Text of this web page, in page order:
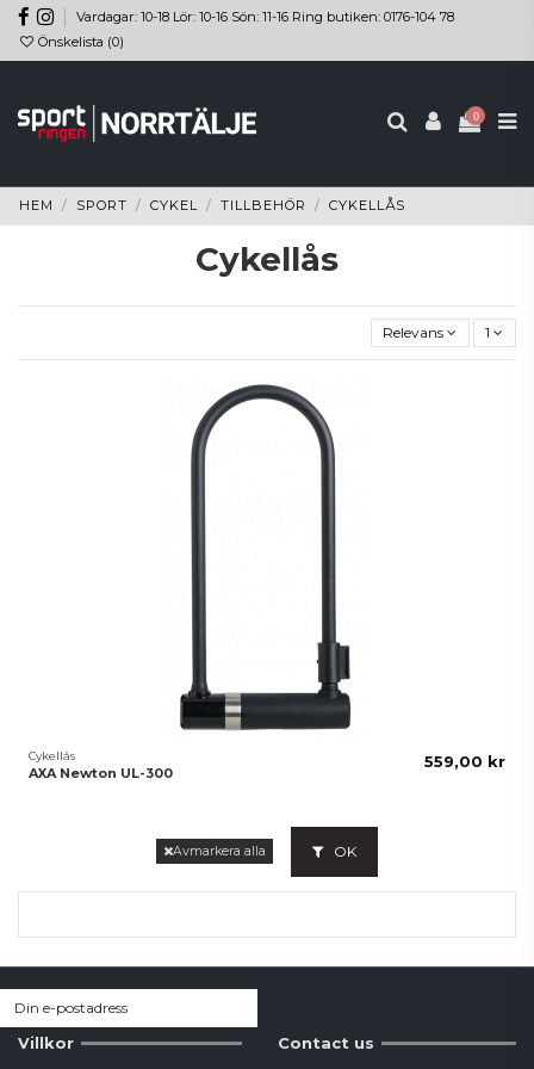
Vardagar: 10-18 Lör: 10-16 Sön: 11-16 Ring butiken: 0176-104 78
Önskelista (0)
0
HEM SPORT CYKEL TILLBEHÖR CYKELLÅS
Cykellås
Relevans 1
Cykellås
AXA Newton UL-300
559,00 kr
Avmarkera alla OK
Villkor Contact us